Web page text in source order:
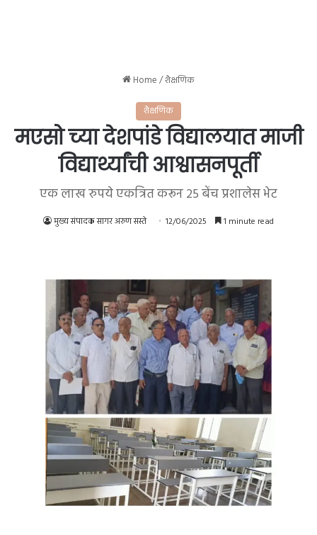
Home/शैक्षणिक
शैक्षणिक
मएसो च्या देशपांडे विद्यालयात माजी
विद्यार्थ्यांची आश्वासनपूर्ती
एक लाख रुपये एकत्रित करून २५ बेंच प्रशालेस भेट
मुख्य संपादक सागर अरुण सस्ते 12/06/2025 1 minute read